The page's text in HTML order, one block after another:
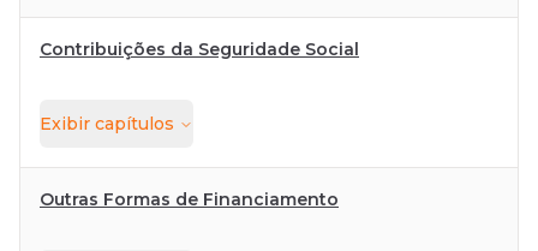
Contribuições da Seguridade Social
Exibir capítulos
Outras Formas de Financiamento